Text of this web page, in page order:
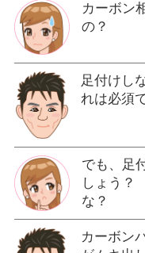
カーボン
の？
足付けし
れは必須
でも、足
しょう？
な？
カーボン